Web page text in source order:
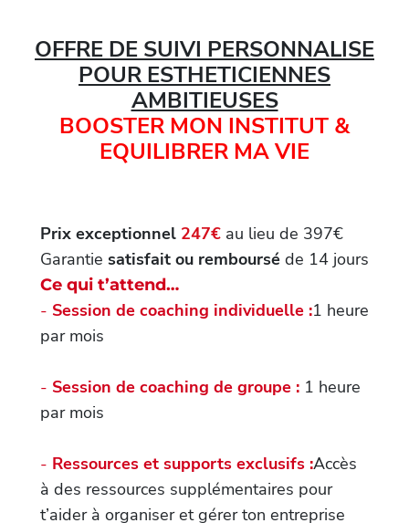
OFFRE DE SUIVI PERSONNALISE
POUR ESTHETICIENNES
AMBITIEUSES
BOOSTER MON INSTITUT &
EQUILIBRER MA VIE
Prix exceptionnel 247€ au lieu de 397€
Garantie satisfait ou remboursé de 14 jours
Ce qui t’attend…
- Session de coaching individuelle :1 heure
par mois
- Session de coaching de groupe : 1 heure
par mois
- Ressources et supports exclusifs :Accès
à des ressources supplémentaires pour
t’aider à organiser et gérer ton entreprise